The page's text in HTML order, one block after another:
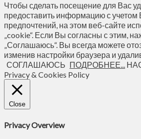
Чтобы сделать посещение для Вас
предоставить информацию с
предпочтений, на этом веб-сайте
„cookie“. Если Вы согласны с этим,
„Соглашаюсь“. Вы всегда можете
изменив настройки браузера и
СОГЛАШАЮСЬ ПОДРОБНЕЕ...
Privacy & Cookies Policy
Close
Privacy Overview